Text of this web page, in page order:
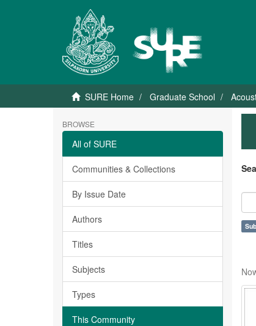
SURE Home Graduate School
BROWSE
All of SURE
Communities & Collections
By Issue Date
Authors
Titles
Subjects
Types
This Community